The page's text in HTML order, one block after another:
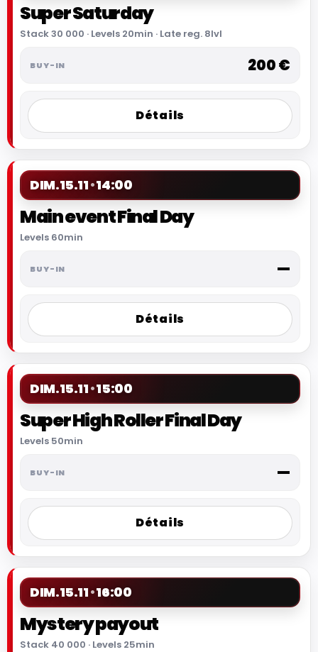
Super Saturday
Stack 30 000 · Levels 20min · Late reg. 8lvl
200 €
Détails
DIM.15.11 14:00
Main event Final Day
Levels 60min
—
Détails
DIM.15.11 15:00
Super High Roller Final Day
Levels 50min
—
Détails
DIM.15.11 16:00
Mystery payout
Stack 40 000 · Levels 25min